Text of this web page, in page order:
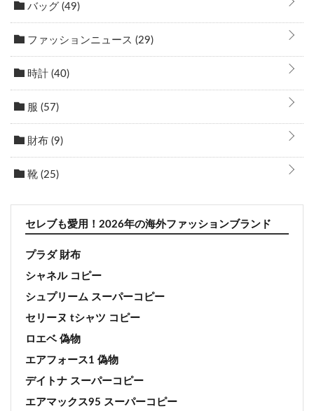
バッグ (49)
ファッションニュース (29)
時計 (40)
服 (57)
財布 (9)
靴 (25)
セレブも愛用！2026年の海外ファッションブランド
プラダ 財布
シャネル コピー
シュプリーム スーパーコピー
セリーヌ tシャツ コピー
ロエベ 偽物
エアフォース1 偽物
デイトナ スーパーコピー
エアマックス95 スーパーコピー